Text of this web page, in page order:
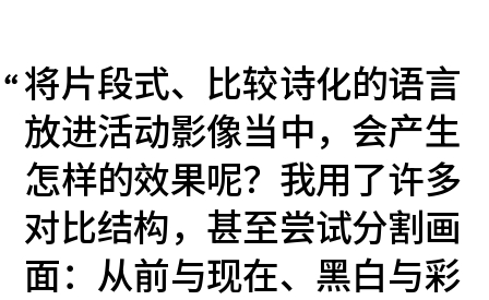
将片段式、比较诗化的语言
放进活动影像当中，会产生
怎样的效果呢？我用了许多
对比结构，甚至尝试分割画
面：从前与现在、黑白与彩